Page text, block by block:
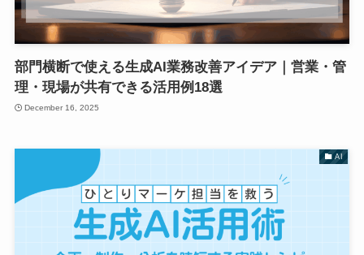
部門横断で使える生成AI業務改善アイデア｜営業・管
理・現場が共有できる活用例18選
December 16, 2025
AI